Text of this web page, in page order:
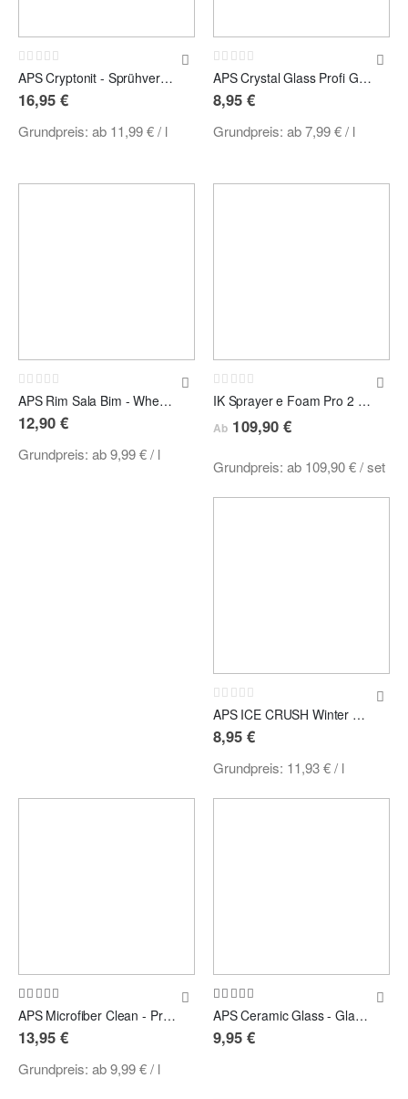
Rating:
0% APS Cryptonit - Sprühversiegelung
16,95 €
Grundpreis: ab 11,99 €/ l
Rating:
0% APS Crystal Glass Profi Glasreiniger
8,95 €
Grundpreis: ab7,99 €/ l
Rating:
0% APS Rim Sala Bim - Wheel Cleaner, Felgenreiniger
12,90 €
Grundpreis: ab9,99 €/ l
Rating:
0% IK Sprayer e Foam Pro 2 Akku Schaumsprüher mit GRATIS APS Snow Foam 750ml & Skala
Ab 109,90 €
Grundpreis: ab 109,90 €/ set
Rating:
0% APS ICE CRUSH Winter Spice Edition Scheibenenteiser 750ml
8,95 €
Grundpreis: 11,93 €/ l
Bewertung:
99% APS Microfiber Clean - Premium Microfaser-Waschmittel
13,95 €
Grundpreis: ab9,99 €/ l
Bewertung:
100% APS Ceramic Glass - Glasreiniger mit Versiegelung
9,95 €